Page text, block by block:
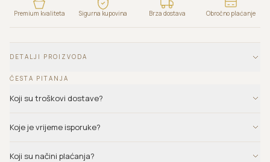
Premium kvaliteta Sigurna kupovina Brza dostava Obročno plaćanje
DETALJI PROIZVODA
ČESTA PITANJA
Koji su troškovi dostave?
Koje je vrijeme isporuke?
Koji su načini plaćanja?